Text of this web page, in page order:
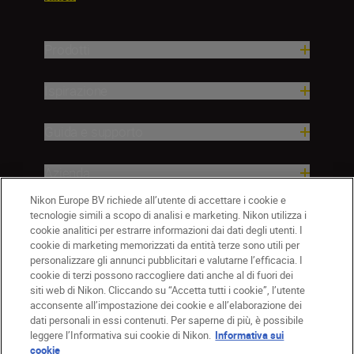
Azienda
IT Nikon Sites
Contattateci
Nikon Europe BV richiede all’utente di accettare i cookie e
tecnologie simili a scopo di analisi e marketing. Nikon utilizza i
cookie analitici per estrarre informazioni dai dati degli utenti. I
cookie di marketing memorizzati da entità terze sono utili per
personalizzare gli annunci pubblicitari e valutarne l’efficacia. I
cookie di terzi possono raccogliere dati anche al di fuori dei
siti web di Nikon. Cliccando su “Accetta tutti i cookie”, l’utente
acconsente all’impostazione dei cookie e all’elaborazione dei
dati personali in essi contenuti. Per saperne di più, è possibile
leggere l’Informativa sui cookie di Nikon. Informativa sui
cookie